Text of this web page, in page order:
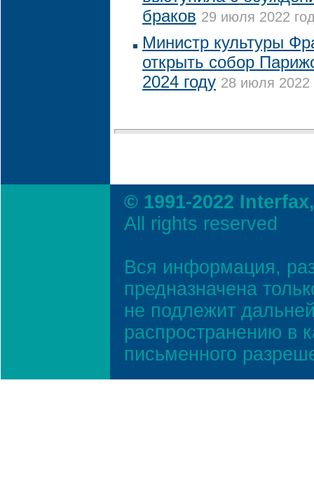
браков 29 июля 2022
Министр культуры
открыть собор
2024 году 28 июля 2022
© 1991-2022
All rights reserved
Вся информация,
предназначена
не подлежит
распространению в
письменного